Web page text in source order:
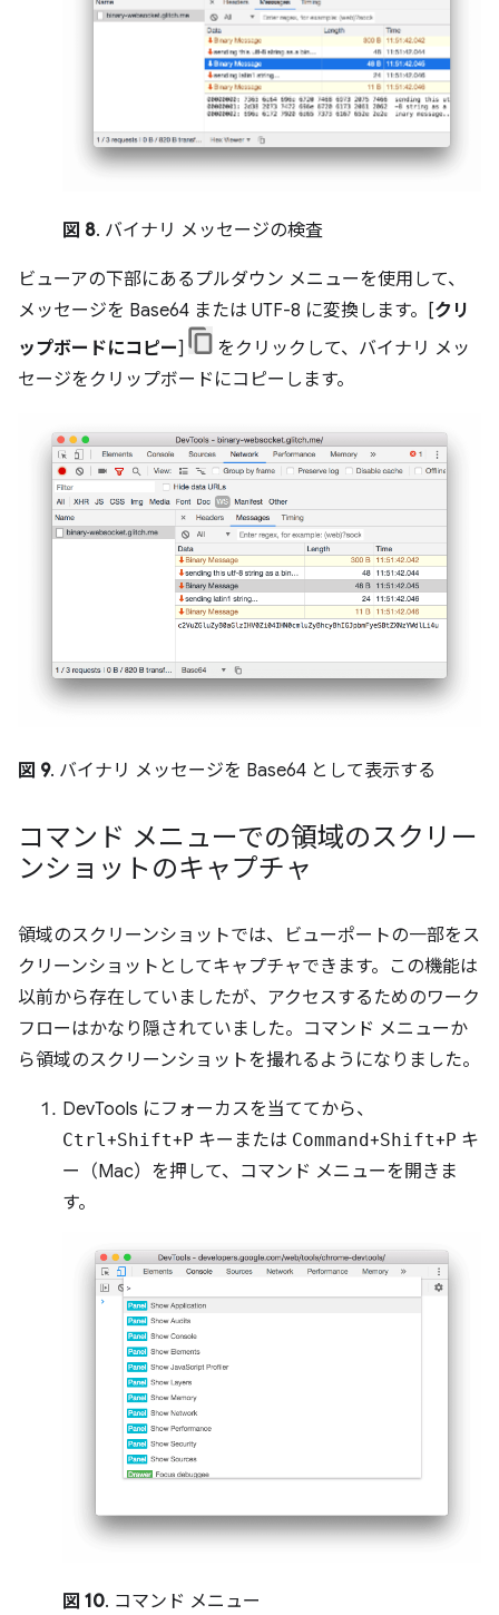
図 8. バイナリ メッセージの検査
ビューアの下部にあるプルダウン メニューを使用して、
メッセージを Base64 または UTF-8 に変換します。[クリ
ップボードにコピー]
をクリックして、バイナリ メッ
セージをクリップボードにコピーします。
図 9. バイナリ メッセージを Base64 として表示する
コマンド メニューでの領域のスクリー
ンショットのキャプチャ
領域のスクリーンショットでは、ビューポートの一部をス
クリーンショットとしてキャプチャできます。この機能は
以前から存在していましたが、アクセスするためのワーク
フローはかなり隠されていました。コマンド メニューか
ら領域のスクリーンショットを撮れるようになりました。
DevTools にフォーカスを当ててから、
Ctrl+Shift+ P キーまたは Command+Shift+ P キ
ー（Mac）を押して、コマンド メニューを開きま
す。
図 10. コマンド メニュー